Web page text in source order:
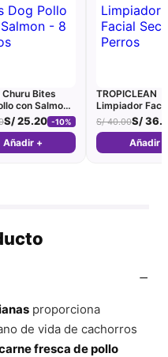
Churu Bites
con Salmon -
S/25.20 -10%
Añadir +
TROPICLEAN
Limpiador
Perros
S/40.00S/
Añadir +
−
proporciona
de vida de cachorros
fresca de pollo